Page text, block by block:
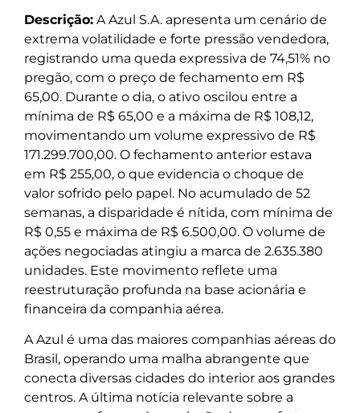
Descrição: A Azul S.A. apresenta um cenário de
extrema volatilidade e forte pressão vendedora,
registrando uma queda expressiva de 74,51% no
pregão, com o preço de fechamento em R$
65,00. Durante o dia, o ativo oscilou entre a
mínima de R$ 65,00 e a máxima de R$ 108,12,
movimentando um volume expressivo de R$
171.299.700,00. O fechamento anterior estava
em R$ 255,00, o que evidencia o choque de
valor sofrido pelo papel. No acumulado de 52
semanas, a disparidade é nítida, com mínima de
R$ 0,55 e máxima de R$ 6.500,00. O volume de
ações negociadas atingiu a marca de 2.635.380
unidades. Este movimento reflete uma
reestruturação profunda na base acionária e
financeira da companhia aérea.
A Azul é uma das maiores companhias aéreas do
Brasil, operando uma malha abrangente que
conecta diversas cidades do interior aos grandes
centros. A última notícia relevante sobre a